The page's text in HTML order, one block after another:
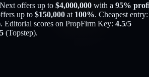
offers up to $4,000,000 with a 95%
up to $150,000 at 100%. Cheapest entry:
Editorial scores on PropFirm Key: 4.5/5
(Topstep).